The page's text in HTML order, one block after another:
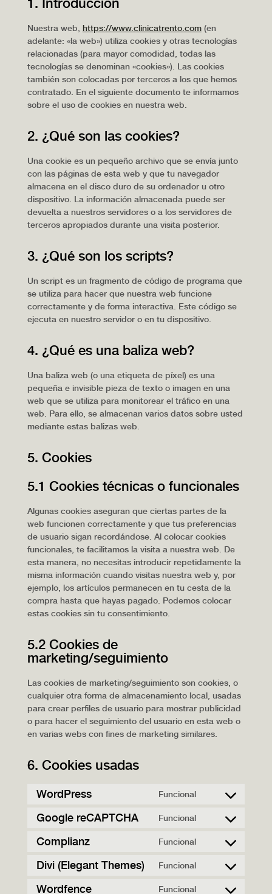
1. Introducción
Nuestra web, https://www.clinicatrento.com(en
adelante: «la web») utiliza cookies y otras tecnologías
relacionadas (para mayor comodidad, todas las
tecnologías se denominan «cookies»). Las cookies
también son colocadas por terceros a los que hemos
contratado. En el siguiente documento te informamos
sobre el uso de cookies en nuestra web.
2. ¿Qué son las cookies?
Una cookie es un pequeño archivo que se envía junto
con las páginas de esta web y que tu navegador
almacena en el disco duro de su ordenador u otro
dispositivo. La información almacenada puede ser
devuelta a nuestros servidores o a los servidores de
terceros apropiados durante una visita posterior.
3. ¿Qué son los scripts?
Un script es un fragmento de código de programa que
se utiliza para hacer que nuestra web funcione
correctamente y de forma interactiva. Este código se
ejecuta en nuestro servidor o en tu dispositivo.
4. ¿Qué es una baliza web?
Una baliza web (o una etiqueta de píxel) es una
pequeña e invisible pieza de texto o imagen en una
web que se utiliza para monitorear el tráfico en una
web. Para ello, se almacenan varios datos sobre usted
mediante estas balizas web.
5. Cookies
5.1 Cookies técnicas o funcionales
Algunas cookies aseguran que ciertas partes de la
web funcionen correctamente y que tus preferencias
de usuario sigan recordándose. Al colocar cookies
funcionales, te facilitamos la visita a nuestra web. De
esta manera, no necesitas introducir repetidamente la
misma información cuando visitas nuestra web y, por
ejemplo, los artículos permanecen en tu cesta de la
compra hasta que hayas pagado. Podemos colocar
estas cookies sin tu consentimiento.
5.2 Cookies de
marketing/seguimiento
Las cookies de marketing/seguimiento son cookies, o
cualquier otra forma de almacenamiento local, usadas
para crear perfiles de usuario para mostrar publicidad
o para hacer el seguimiento del usuario en esta web o
en varias webs con fines de marketing similares.
6. Cookies usadas
WordPress Funcional
Consent
service
wordpress
Google reCAPTCHA Funcional
Consent
service
google-
Complianz Funcional
Consent
service
complianz
Divi (Elegant Themes) Funcional
Consent
Wordfence Funcional